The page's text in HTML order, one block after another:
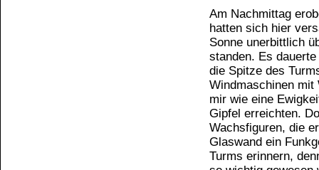
Am Nachmittag
hatten sich hier
Sonne unerbittlich
standen. Es
die Spitze des
Windmaschinen mit
mir wie eine
Gipfel erreichten.
Wachsfiguren, die
Glaswand ein
Turms erinnern,